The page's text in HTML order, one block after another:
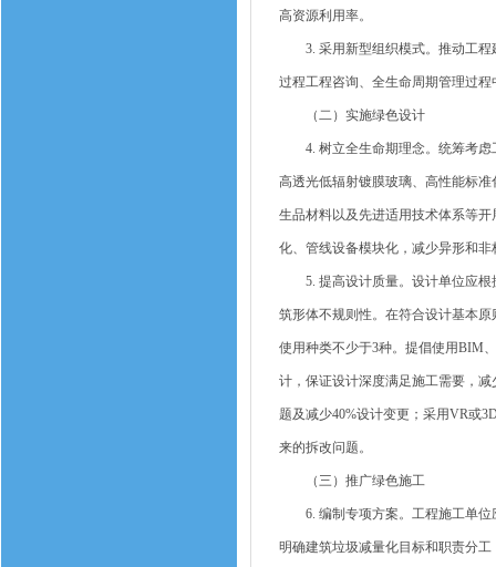
高资源利用率。
3. 采用新型组织模式。推动工程
过程工程咨询、全生命周期管理过
（二）实施绿色设计
4. 树立全生命期理念。统筹考虑
高透光低辐射镀膜玻璃、高性能标
生品材料以及先进适用技术体系等
化、管线设备模块化，减少异形和
5. 提高设计质量。设计单位应根
筑形体不规则性。在符合设计基本
使用种类不少于3种。提倡使用BIM
计，保证设计深度满足施工需要，
题及减少40%设计变更；采用VR或
来的拆改问题。
（三）推广绿色施工
6. 编制专项方案。工程施工单位
明确建筑垃圾减量化目标和职责分